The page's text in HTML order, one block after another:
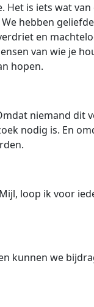
Het is iets wat
hebben
en
van wie je
hopen.
niemand dit
nodig is. En
loop ik voor
kunnen we